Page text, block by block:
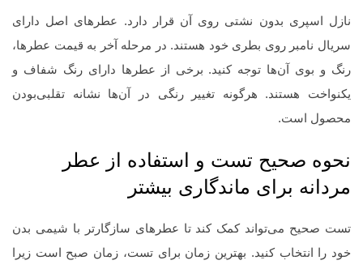
نازل اسپری بدون نشتی روی آن قرار دارد. عطرهای اصل دارای
سریال نامبر روی بطری خود هستند. در مرحله آخر به قیمت عطرها،
رنگ و بوی آن‌ها توجه کنید. برخی از عطرها دارای رنگ شفاف و
یکنواخت هستند. هرگونه تغییر رنگی در آن‌ها نشانه تقلبی‌بودن
محصول است.
نحوه صحیح تست و استفاده از عطر
مردانه برای ماندگاری بیشتر
تست صحیح می‌تواند کمک کند تا عطرهای سازگارتر با شیمی بدن
خود را انتخاب کنید. بهترین زمان برای تست، زمان صبح است زیرا